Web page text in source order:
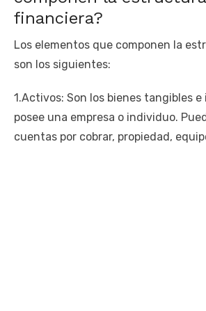
financiera?
Los elementos que componen la
son los siguientes:
1.Activos: Son los bienes tangibles
posee una empresa o individuo.
cuentas por cobrar, propiedad,